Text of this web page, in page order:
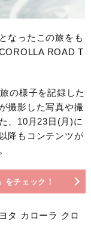
なったこの旅をも
ROAD T
の様子を記録した
撮影した写真や撮
、10月23日(月)に
降もコンテンツが
チェック！
タ カローラ クロ